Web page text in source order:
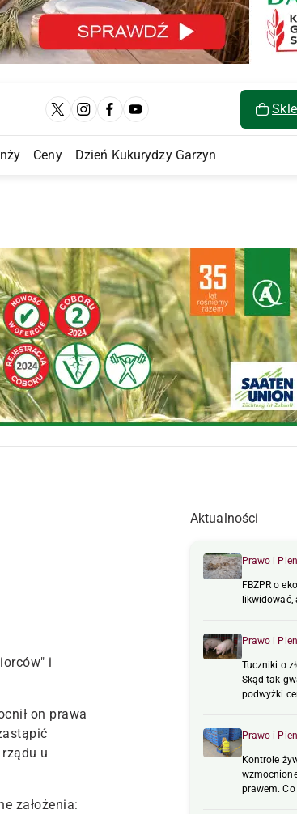
Ceny Dzień Kukurydzy Garzyn
i
on prawa
u
założenia:
Aktualności
Prawo i
FBZPR o
likwidować,
Prawo i
Tuczniki o
Skąd tak
podwyżki
Prawo i
Kontrole
prawem.